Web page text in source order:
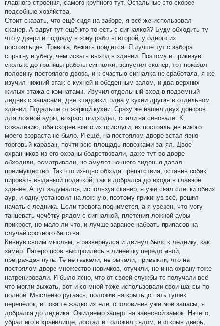
главного строения, самого крупного тут. Остальные это скорее
подсобные хозяйства.
Стоит сказать, что ещё сидя на заборе, я всё же использовал
сканер. А вдруг тут ещё кто-то есть с сигналкой? Буду обходить ту
что у двери и подпаду в зону работы второй, у одного из
постояльцев. Тревога, бежать придётся. Я лучше тут с забора
спрыгну и убегу, чем искать выход в здании. Поэтому и прикинув
сколько до границы работы сигналки, запустил сканер, тот показал
половину постоялого двора, и к счастью сигналка не сработала, я же
изучил нижний этаж с кухней и обеденным залом, и два верхних
жилых этажа с комнатами. Изучил отдельный вход в подземный
ледник с запасами, две кладовки, одна у кухни другая в отдельном
здании. Подальше от жаркой кухни. Сразу же нашёл двух доноров
для ложной ауры, возраст подходил, спали на сеновале. К
сожалению, оба скорее всего из прислуги, из постояльцев никого
моего возраста не было. И ещё, на постоялом дворе встал явно
торговый караван, почти всю площадь повозками занял. Двое
охранников из его охраны бодрствовали, даже тут во дворе
обходили, осматривали, но амулет ночного виденья давал
преимущество. Так что изящно обходя препятствия, оставив собак
пировать выданной подачкой, так и добрался до входа в главное
здание. А тут задумался, используя сканер, я уже снял слепки обеих
аур, и одну установил на ложную, поэтому прикинув всё, решил
начать с ледника. Если тревога поднимется, а я уверен, что могу
танцевать чечётку рядом с сигналкой, плетения ложной ауры
прикроет, но мало ли что, и лучше заранее набрать припасов на
случай срочного бегства.
Кивнув своим мыслям, я развернулся и двинул было к леднику, как
замер. Пятеро псов выстроились в линеечку передо мной,
преграждая путь. Те не гавкали, не рычали, привыкли, что на
постоялом дворе множество новичков, отучили, но и на охрану тоже
натренировали. И было ясно, что от своей службы те получали всё
что могли выжать, вот и со мной тоже использовали свои шансы по
полной. Мысленно ругаясь, положив на крыльцо пять тушек
перепёлок, и пока те жадно их ели, ополовинив уже мои запасы, я
добрался до ледника. Ожидаемо заперт на навесной замок. Ничего,
убрал его в хранилище, достал и положил рядом, и открыв дверь,